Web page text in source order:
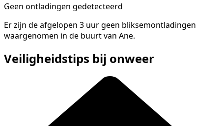
Geen ontladingen gedetecteerd
Er zijn de afgelopen 3 uur geen bliksemontladingen
waargenomen in de buurt van Ane.
Veiligheidstips bij onweer